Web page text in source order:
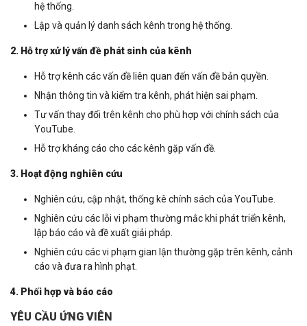
hệ thống.
Lập và quản lý danh sách kênh trong hệ thống.
2. Hỗ trợ xử lý vấn đề phát sinh của kênh
Hỗ trợ kênh các vấn đề liên quan đến vấn đề bản quyền.
Nhận thông tin và kiểm tra kênh, phát hiện sai phạm.
Tư vấn thay đổi trên kênh cho phù hợp với chính sách của
YouTube.
Hỗ trợ kháng cáo cho các kênh gặp vấn đề.
3. Hoạt động nghiên cứu
Nghiên cứu, cập nhật, thống kê chính sách của YouTube.
Nghiên cứu các lỗi vi phạm thường mắc khi phát triển kênh,
lập báo cáo và đề xuất giải pháp.
Nghiên cứu các vi phạm gian lận thường gặp trên kênh, cảnh
cáo và đưa ra hình phạt.
4. Phối hợp và báo cáo
YÊU CẦU ỨNG VIÊN